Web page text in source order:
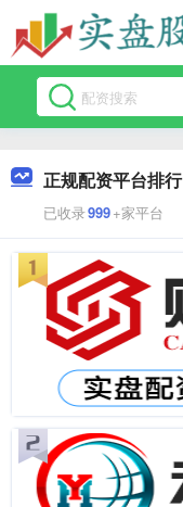
正规配资平台排行
已收录999+家平台